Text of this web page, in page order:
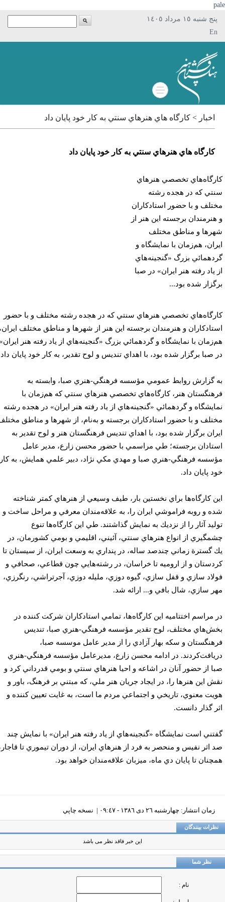
پنج شنبه ١٥ مرداد ١٤٠٥
En
اخبار > كارگاه هاي هنرهاي سنتي به كار خود پايان داد
كارگاه هاي هنرهاي سنتي به كار خود پايان داد
تخصصي هنرهاي
كه در هجده رشته
و با حضور استادكاران
برجسته اين هنر از
و مناطق مختلف
هم‌زمان با نمايشگاه و
بزرگ «گنجينه‌هاي
ياد رفته هنر ايران» در صبا
شده بود...
تخصصي هنرهاي سنتي كه در هجده رشته مختلف و با حضور
و هنرمندان برجسته اين هنر از شهرها و مناطق مختلف ايران،
با نمايشگاه و گردهمائي بزرگ «گنجينه‌هاي از ياد رفته هنر ايران»
صبا برگزار شده بود، با اهداي تنديس و لوح تقدير، به كار خود پايان داد.
گزارش روابط عمومي مؤسسه فرهنگي-هنري صبا، وابسته به
هنر، كارگاه‌هاي تخصصي هنرهاي سنتي كه هم‌زمان با
و گردهمائي «گنجينه‌هاي از ياد رفته هنر ايران» در هجده رشته
و با حضور استادكاران برجسته و به‌نام، از شهرها و مناطق مختلف
برگزار شده بود، با اهداي تنديس فرهنگستان هنر و لوح تقدير به
برجسته؛ طي مراسمي با حضور محسن زارع، مدير عامل
فرهنگي-هنري صبا و مهدي مكي نژاد، دبير علمي همايش، به كار
پايان داد.
كارگاه‌ها براي نخستين بار، طيف وسيعي از هنرهاي كمتر شناخته
و روبه فراموشي ايران را، به علاقه‌مندان معرفي و مراحل ساخت و
آثار را از نزديك به نمايش گذاشتند. طي اين كارگاه‌ها تنوع
از انواع هنرهاي سنتي، آئيني، ‌اقليمي و بومي كشورمان، در
گسترة زماني چندصد ساله، در پنداري به وسعت ايران، از سيستان تا
و از اروميه تا خراسان، در رشته‌هايي چون قطاعي، صحافي و
سازي و قفل سازي، گيوه دوزي،‌ مليله دوزي،‌ آجرتراشي، رنگرزي،
سازي، شال بافي و... ارائه شد.
مراسم اختتاميه اين كارگاه‌ها، تمامي استادكاران شركت كننده در
مختلف، لوح تقدير مؤسسه فرهنگي-هنري صبا، تنديس
و سكه بهار آزادي را از مدير عامل موسسه صبا،
در ادامه محسن زارع، مديرعامل مؤسسه فرهنگي-هنري
از حضور آنان در اشاعه و احيا هنرهاي سنتي و ‌بومي قدرداني كرد و
اين هنرها را، در ايجاد جريان هنر ملي، كه مبتني بر فرهنگ، باور و
معنوي، ‌تاريخي و اجتماعي مردم ما است، به غايت تعيين كننده و
گذار دانست.
است نمايشگاه «گنجينه‌هاي از ياد رفته هنر ايران» با نمايش چند
اثر نفيس و منحصر به فرد از هنرهاي ايران، از دوران تيموري تا قاجار،
تا پايان دي ماه، ميزبان علاقه‌مندان خواهد بود.
زمان انتشار: چهارشنبه ٢٦ دی ١٣٨٦ - ٠٩:٤٧ | نسخه چاپي
بینندگان
این خبر فاقد نظر می باشد
نظر شما
نام :